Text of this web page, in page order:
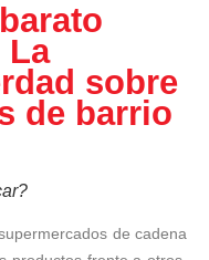
La
sobre
de barrio
de cadena